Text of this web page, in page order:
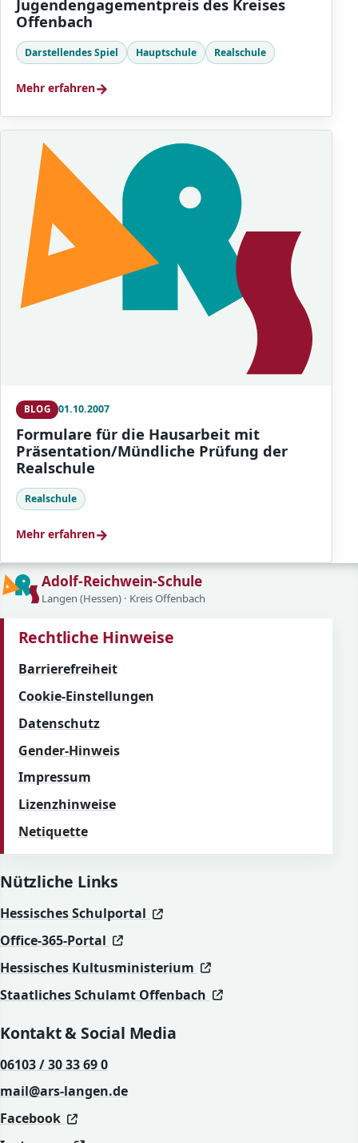
Jugendengagementpreis des Kreises
Offenbach
Darstellendes Spiel Hauptschule Realschule
Mehr erfahren→
BLOG 01.10.2007
Formulare für die Hausarbeit mit
Präsentation/Mündliche Prüfung der
Realschule
Realschule
Mehr erfahren→
Adolf-Reichwein-Schule
Langen (Hessen) · Kreis Offenbach
Rechtliche Hinweise
Barrierefreiheit
Cookie-Einstellungen
Datenschutz
Gender-Hinweis
Impressum
Lizenzhinweise
Netiquette
Nützliche Links
Hessisches Schulportal (öffnet in neuem Fenster)
(öffnet in neuem Fenster)
Office-365-Portal
(öffnet in neuem Fenster)
(öffnet in neuem Fenster)
Hessisches Kultusministerium
(öffnet in neuem
(öffnet in neuem
Staatliches Schulamt Offenbach
(öffnet in neuem
(öffnet in neuem
Kontakt & Social Media
06103 / 30 33 69 0
mail@ars-langen.de
Facebook
(öffnet in neuem Fenster)
(öffnet in neuem Fenster)